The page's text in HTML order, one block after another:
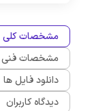
مشخصات کلی
مشخصات فنی
دانلود فایل ها
دیدگاه کاربران